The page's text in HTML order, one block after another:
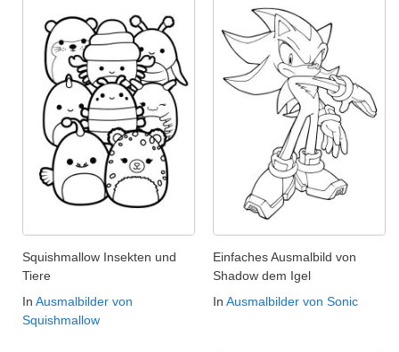
Squishmallow Insekten und
Tiere
In Ausmalbilder von
Squishmallow
Einfaches Ausmalbild von
Shadow dem Igel
In Ausmalbilder von Sonic